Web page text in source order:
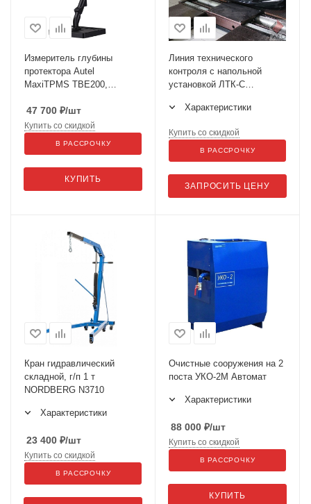
Измеритель глубины
протектора Autel
MaxiTPMS TBE200,
3000 mAh, 2 камеры
47 700 ₽/шт
КУПИТЬ
Купить со скидкой
В РАССРОЧКУ
Линия технического
контроля с напольной
установкой ЛТК-С
Характеристики
ЗАПРОСИТЬ ЦЕНУ
Купить со скидкой
В РАССРОЧКУ
Кран гидравлический
складной, г/п 1 т
NORDBERG N3710
Характеристики
23 400 ₽/шт
Купить со скидкой
В РАССРОЧКУ
Очистные сооружения на 2
поста УКО-2М Автомат
Характеристики
88 000 ₽/шт
КУПИТЬ
Купить со скидкой
В РАССРОЧКУ